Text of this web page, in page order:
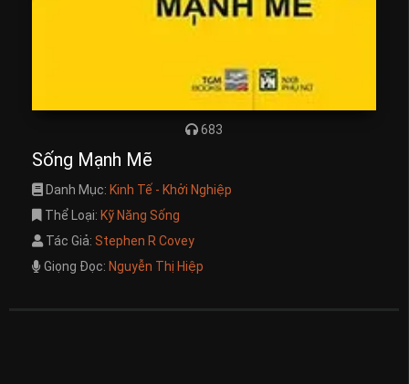
683
Sống Mạnh Mẽ
Danh Mục: Kinh Tế - Khởi Nghiệp
Thể Loại: Kỹ Năng Sống
Tác Giả: Stephen R Covey
Giọng Đọc: Nguyễn Thị Hiệp